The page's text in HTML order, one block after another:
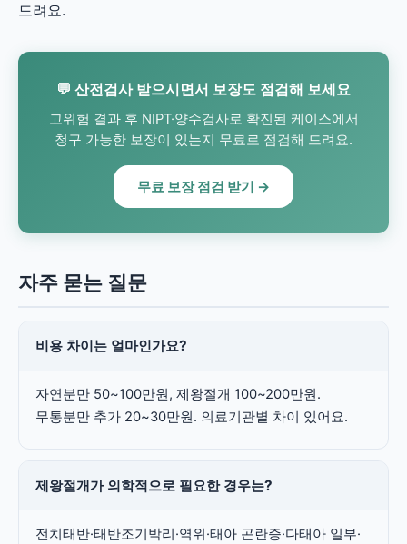
드려요.
💬 산전검사 받으시면서 보장도 점검해 보세요
고위험 결과 후 NIPT·양수검사로 확진된 케이스에서
청구 가능한 보장이 있는지 무료로 점검해 드려요.
무료 보장 점검 받기 →
자주 묻는 질문
비용 차이는 얼마인가요?
자연분만 50~100만원, 제왕절개 100~200만원.
무통분만 추가 20~30만원. 의료기관별 차이 있어요.
제왕절개가 의학적으로 필요한 경우는?
전치태반·태반조기박리·역위·태아 곤란증·다태아 일부·